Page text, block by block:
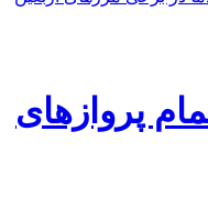
پروازهای